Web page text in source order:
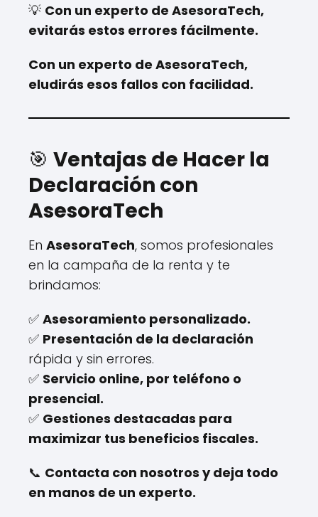
💡 Con un experto de AsesoraTech,
evitarás estos errores fácilmente.
Con un experto de AsesoraTech,
eludirás esos fallos con facilidad.
🎯 Ventajas de Hacer la
Declaración con
AsesoraTech
En AsesoraTech, somos profesionales
en la campaña de la renta y te
brindamos:
✅ Asesoramiento personalizado.
✅ Presentación de la declaración
rápida y sin errores.
✅ Servicio online, por teléfono o
presencial.
✅ Gestiones destacadas para
maximizar tus beneficios fiscales.
📞 Contacta con nosotros y deja todo
en manos de un experto.